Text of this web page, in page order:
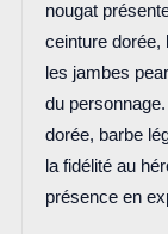
nougat
ceinture dorée,
les jambes
du
dorée, barbe
la fidélité au
présence en